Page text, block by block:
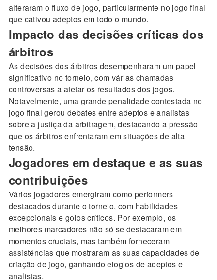
alteraram o fluxo de jogo, particularmente no jogo final
que cativou adeptos em todo o mundo.
Impacto das decisões críticas dos
árbitros
As decisões dos árbitros desempenharam um papel
significativo no torneio, com várias chamadas
controversas a afetar os resultados dos jogos.
Notavelmente, uma grande penalidade contestada no
jogo final gerou debates entre adeptos e analistas
sobre a justiça da arbitragem, destacando a pressão
que os árbitros enfrentaram em situações de alta
tensão.
Jogadores em destaque e as suas
contribuições
Vários jogadores emergiram como performers
destacados durante o torneio, com habilidades
excepcionais e golos críticos. Por exemplo, os
melhores marcadores não só se destacaram em
momentos cruciais, mas também forneceram
assistências que mostraram as suas capacidades de
criação de jogo, ganhando elogios de adeptos e
analistas.